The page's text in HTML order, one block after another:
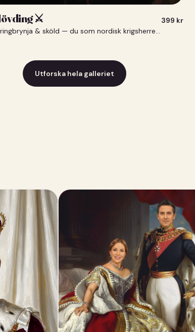
⚔️
Vargskinn, ringbrynja & sköld — du som nordisk krigsherre ⚔️
399 kr
Utforska hela galleriet